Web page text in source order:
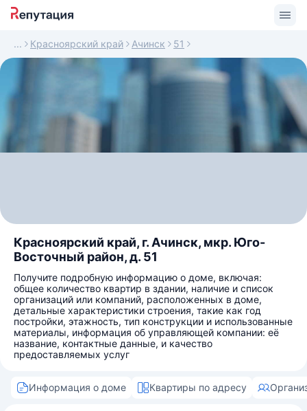
Красноярский край Ачинск 51
Красноярский край, г. Ачинск, мкр. Юго-
Восточный район, д. 51
Получите подробную информацию о доме, включая:
общее количество квартир в здании, наличие и список
организаций или компаний, расположенных в доме,
детальные характеристики строения, такие как год
постройки, этажность, тип конструкции и использованные
материалы, информация об управляющей компании: её
название, контактные данные, и качество
предоставляемых услуг
Информация о доме Квартиры по адресу